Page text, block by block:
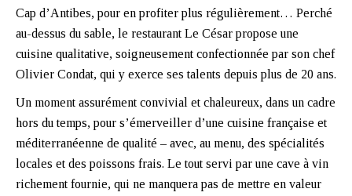
Cap d’Antibes, pour en profiter plus régulièrement… Perché
au-dessus du sable, le restaurant Le César propose une
cuisine qualitative, soigneusement confectionnée par son chef
Olivier Condat, qui y exerce ses talents depuis plus de 20 ans.
Un moment assurément convivial et chaleureux, dans un cadre
hors du temps, pour s’émerveiller d’une cuisine française et
méditerranéenne de qualité – avec, au menu, des spécialités
locales et des poissons frais. Le tout servi par une cave à vin
richement fournie, qui ne manquera pas de mettre en valeur